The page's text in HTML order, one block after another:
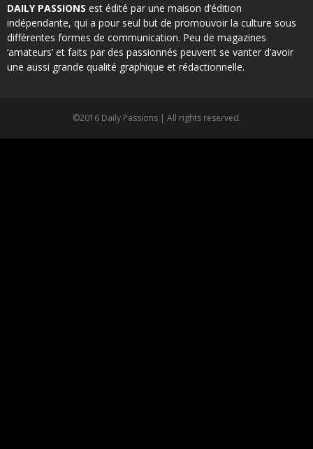
DAILY PASSIONS est édité par une maison d’édition
indépendante, qui a pour seul but de promouvoir la culture sous
différentes formes de communication. Peu de magazines
‘amateurs’ et faits par des passionnés peuvent se vanter d’avoir
une aussi grande qualité graphique et rédactionnelle.
©2016 Daily Passions | All rights reserved.